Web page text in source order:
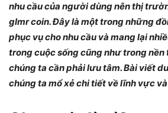
nhu cầu của người dùng nên thị
glmr coin. Đây là một trong những
phục vụ cho nhu cầu và mang lại
trong cuộc sống cũng như trong nền
chúng ta cần phải lưu tâm. Bài viết
chúng ta mổ xẻ chi tiết về lĩnh vực